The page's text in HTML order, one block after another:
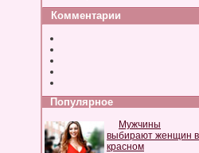
Комментарии
Популярное
Мужчины
выбирают женщин в
красном